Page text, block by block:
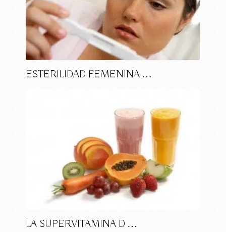
ESTERILIDAD FEMENINA …
LA SUPERVITAMINA D …